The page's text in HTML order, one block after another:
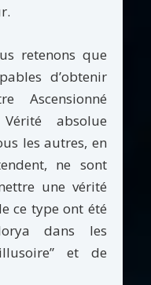
retenons que
d’obtenir
Ascensionné
absolue
les autres, en
ne sont
une vérité
ce type ont été
dans les
et de